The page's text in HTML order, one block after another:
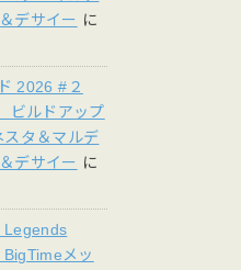
デサイー に
2026 #２
ビルドアップ
タ＆マルデ
デサイー に
Legends
メッ